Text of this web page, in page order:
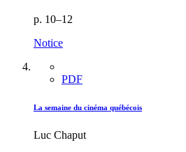
p. 10–12
Notice
PDF
La semaine du cinéma québécois
Luc Chaput